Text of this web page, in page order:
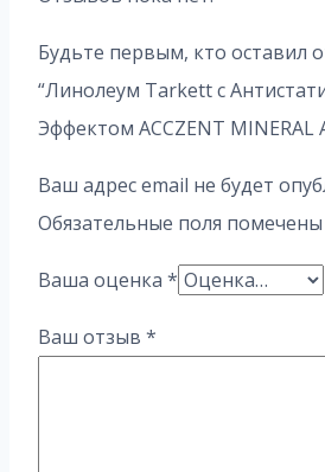
Будьте первым, кто оставил
“Линолеум Tarkett с
Эффектом ACCZENT MINERAL
Ваш адрес email не будет
Обязательные поля помечены
Ваша оценка *
Ваш отзыв *